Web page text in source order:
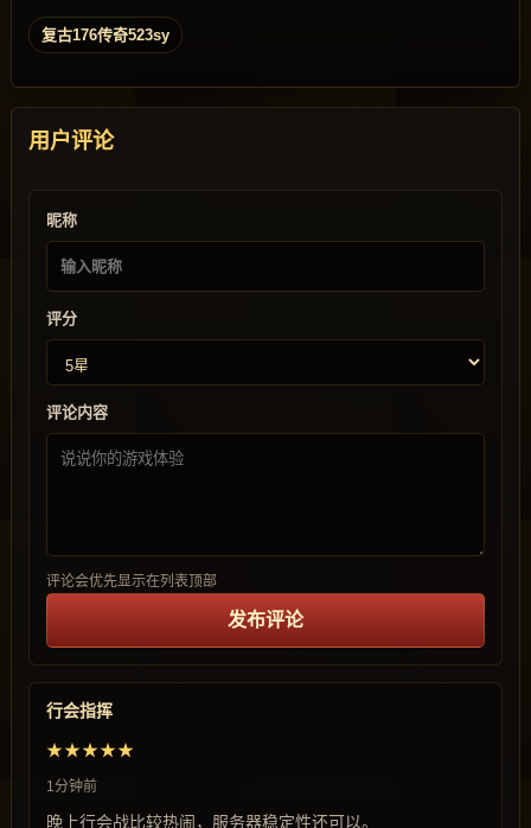
复古176传奇523sy
用户评论
昵称
评分
评论内容
评论会优先显示在列表顶部
发布评论
行会指挥
★★★★★
1分钟前
晚上行会战比较热闹，服务器稳定性还可以。